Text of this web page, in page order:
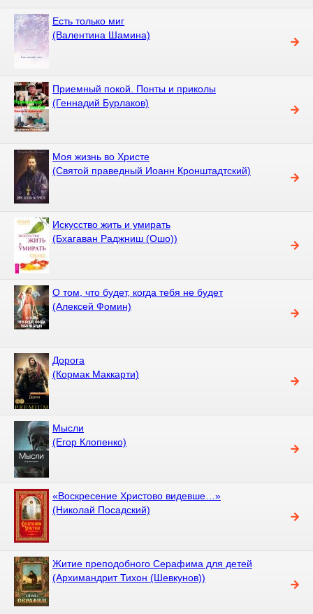
Есть только миг
(Валентина Шамина)
Приемный покой. Понты и приколы
(Геннадий Бурлаков)
Моя жизнь во Христе
(Святой праведный Иоанн Кронштадтский)
Искусство жить и умирать
(Бхагаван Раджниш (Ошо))
О том, что будет, когда тебя не будет
(Алексей Фомин)
Дорога
(Кормак Маккарти)
Мысли
(Егор Клопенко)
«Воскресение Христово видевше…»
(Николай Посадский)
Житие преподобного Серафима для детей
(Архимандрит Тихон (Шевкунов))